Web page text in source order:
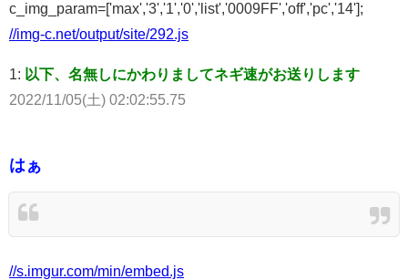
c_img_param=['max','3','1','0','list','0009FF','off','pc','14'];
//img-c.net/output/site/292.js
1: 以下、名無しにかわりましてネギ速がお送りします
2022/11/05(土) 02:02:55.75
はぁ
//s.imgur.com/min/embed.js